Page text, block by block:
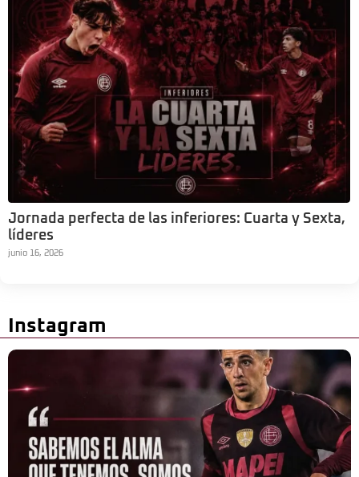
Jornada perfecta de las inferiores: Cuarta y Sexta,
líderes
junio 16, 2026
Instagram